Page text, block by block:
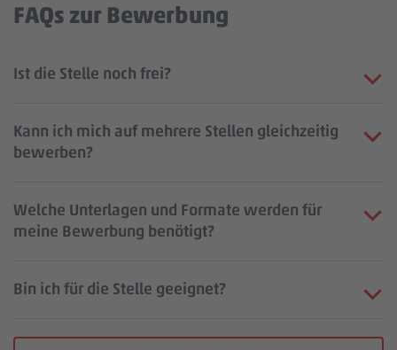
FAQs zur Bewerbung
Ist die Stelle noch frei?
Kann ich mich auf mehrere Stellen gleichzeitig
bewerben?
Welche Unterlagen und Formate werden für
meine Bewerbung benötigt?
Bin ich für die Stelle geeignet?